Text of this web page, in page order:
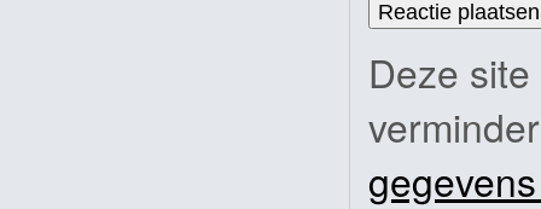
Deze